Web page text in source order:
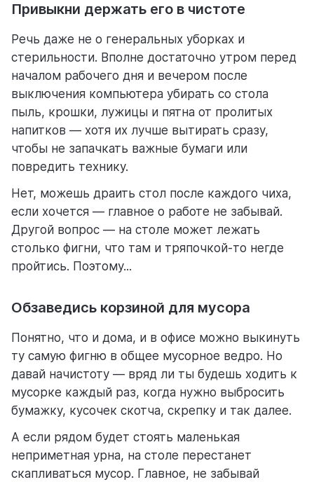
Привыкни держать его в чистоте
Речь даже не о генеральных уборках и
стерильности. Вполне достаточно утром перед
началом рабочего дня и вечером после
выключения компьютера убирать со стола
пыль, крошки, лужицы и пятна от пролитых
напитков — хотя их лучше вытирать сразу,
чтобы не запачкать важные бумаги или
повредить технику.
Нет, можешь драить стол после каждого чиха,
если хочется — главное о работе не забывай.
Другой вопрос — на столе может лежать
столько фигни, что там и тряпочкой-то негде
пройтись. Поэтому...
Обзаведись корзиной для мусора
Понятно, что и дома, и в офисе можно выкинуть
ту самую фигню в общее мусорное ведро. Но
давай начистоту — вряд ли ты будешь ходить к
мусорке каждый раз, когда нужно выбросить
бумажку, кусочек скотча, скрепку и так далее.
А если рядом будет стоять маленькая
неприметная урна, на столе перестанет
скапливаться мусор. Главное, не забывай